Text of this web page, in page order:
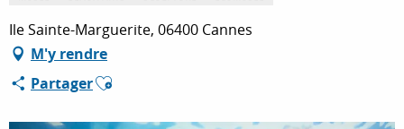
À FAIRE
SÉJOURNER
Ile Sainte-Marguerite, 06400 Cannes
M'y rendre
PartagerAjouter aux favoris